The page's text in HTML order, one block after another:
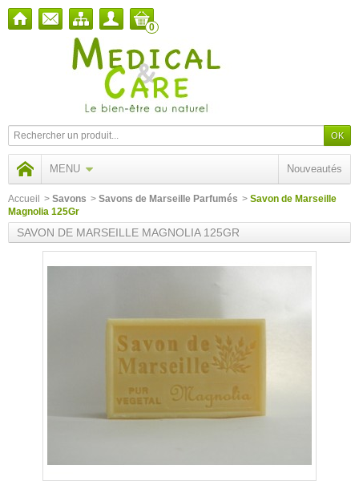
0
MENU Nouveautés
Accueil > Savons > Savons de Marseille Parfumés > Savon de Marseille
Magnolia 125Gr
SAVON DE MARSEILLE MAGNOLIA 125GR